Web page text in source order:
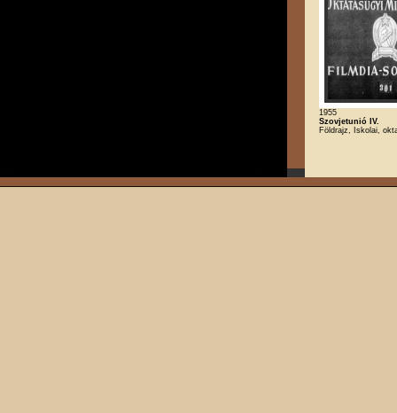
1955
Szovjetunió IV.
Földrajz, Iskolai,